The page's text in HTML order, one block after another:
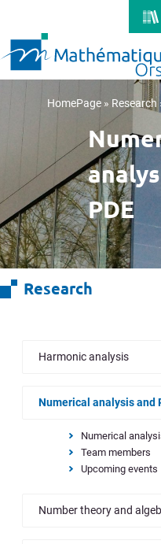
HomePage » Research
PDE
Research
Harmonic analysis
Numerical analysis and
Numerical
Team members
Upcoming events
Number theory and